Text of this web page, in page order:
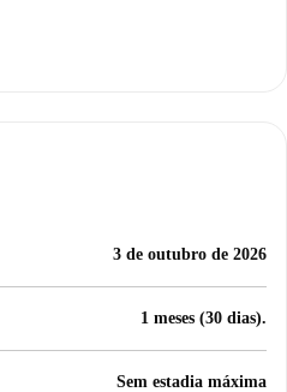
3 de outubro de 2026
1 meses (30 dias).
Sem estadia máxima